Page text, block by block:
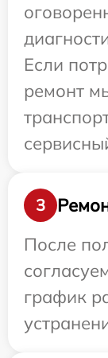
Если
ремонт
3
После
график